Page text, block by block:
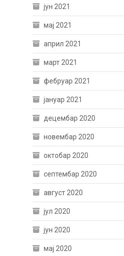
јун 2021
мај 2021
април 2021
март 2021
фебруар 2021
јануар 2021
децембар 2020
новембар 2020
октобар 2020
септембар 2020
август 2020
јул 2020
јун 2020
мај 2020